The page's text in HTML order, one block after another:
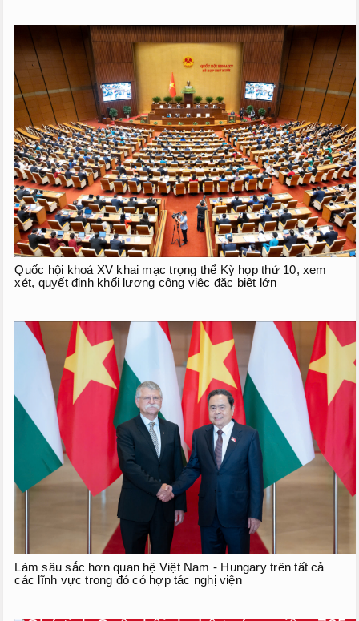
Quốc hội khoá XV khai mạc trọng thể Kỳ họp thứ 10, xem
xét, quyết định khối lượng công việc đặc biệt lớn
Làm sâu sắc hơn quan hệ Việt Nam - Hungary trên tất cả
các lĩnh vực trong đó có hợp tác nghị viện